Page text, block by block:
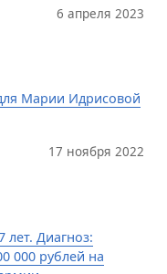
6 апреля 2023
Марии Идрисовой
17 ноября 2022
лет. Диагноз:
000 рублей на